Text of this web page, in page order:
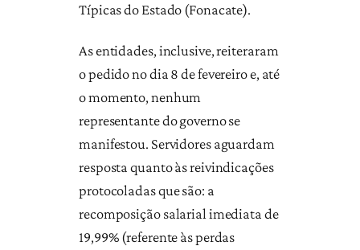
Típicas do Estado (Fonacate).
As entidades, inclusive, reiteraram
o pedido no dia 8 de fevereiro e, até
o momento, nenhum
representante do governo se
manifestou. Servidores aguardam
resposta quanto às reivindicações
protocoladas que são: a
recomposição salarial imediata de
19,99% (referente às perdas